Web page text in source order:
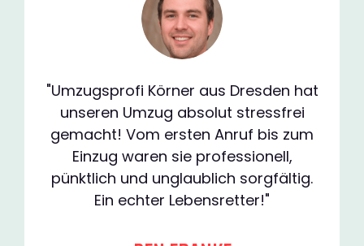
"Umzugsprofi Körner aus Dresden hat
unseren Umzug absolut stressfrei
gemacht! Vom ersten Anruf bis zum
Einzug waren sie professionell,
pünktlich und unglaublich sorgfältig.
Ein echter Lebensretter!"